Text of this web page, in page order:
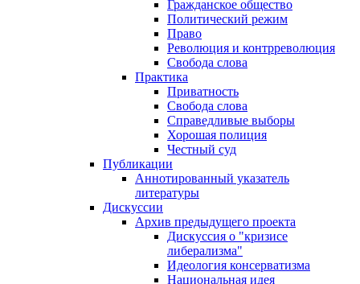
Гражданское общество
Политический режим
Право
Революция и контрреволюция
Свобода слова
Практика
Приватность
Свобода слова
Справедливые выборы
Хорошая полиция
Честный суд
Публикации
Аннотированный указатель
литературы
Дискуссии
Архив предыдущего проекта
Дискуссия о "кризисе
либерализма"
Идеология консерватизма
Национальная идея